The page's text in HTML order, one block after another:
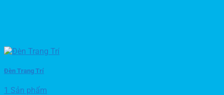
Đèn Trang Trí
1 Sản phẩm